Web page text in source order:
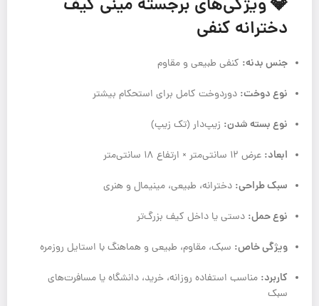
💎 ویژگی‌های برجسته مینی کیف
دخترانه کنفی
جنس بدنه: کنفی طبیعی و مقاوم
نوع دوخت: دور‌دوخت کامل برای استحکام بیشتر
نوع بسته شدن: زیپ‌دار (تک زیپ)
ابعاد: عرض ۱۲ سانتی‌متر × ارتفاع ۱۸ سانتی‌متر
سبک طراحی: دخترانه، طبیعی، مینیمال و هنری
نوع حمل: دستی یا داخل کیف بزرگ‌تر
ویژگی خاص: سبک، مقاوم، طبیعی و هماهنگ با استایل روزمره
کاربرد: مناسب استفاده روزانه، خرید، دانشگاه یا مسافرت‌های
سبک